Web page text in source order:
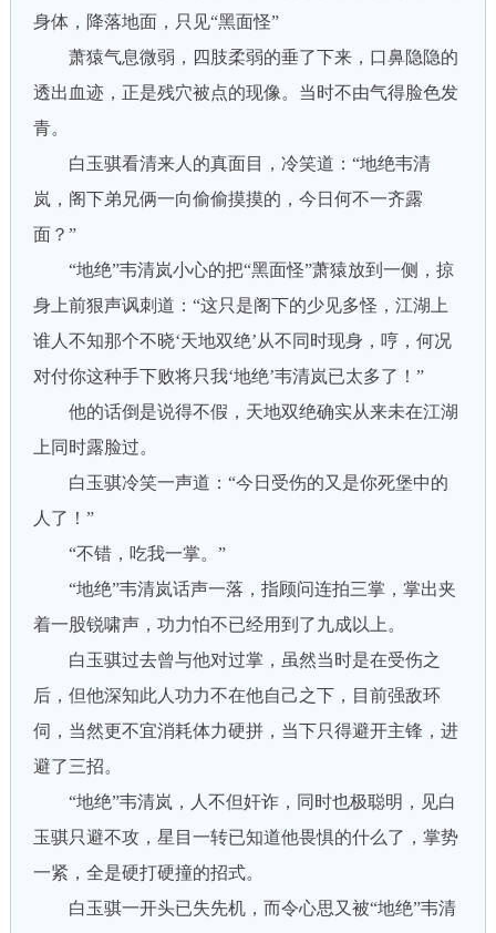
身体，降落地面，只见“黑面怪”
萧猿气息微弱，四肢柔弱的垂了下来，口鼻隐隐的
透出血迹，正是残穴被点的现像。当时不由气得脸色发
青。
白玉骐看清来人的真面目，冷笑道：“地绝韦清
岚，阁下弟兄俩一向偷偷摸摸的，今日何不一齐露
面？”
“地绝”韦清岚小心的把“黑面怪”萧猿放到一侧，掠
身上前狠声讽刺道：“这只是阁下的少见多怪，江湖上
谁人不知那个不晓‘天地双绝’从不同时现身，哼，何况
对付你这种手下败将只我‘地绝’韦清岚已太多了！”
他的话倒是说得不假，天地双绝确实从来未在江湖
上同时露脸过。
白玉骐冷笑一声道：“今日受伤的又是你死堡中的
人了！”
“不错，吃我一掌。”
“地绝”韦清岚话声一落，指顾问连拍三掌，掌出夹
着一股锐啸声，功力怕不已经用到了九成以上。
白玉骐过去曾与他对过掌，虽然当时是在受伤之
后，但他深知此人功力不在他自己之下，目前强敌环
伺，当然更不宜消耗体力硬拼，当下只得避开主锋，进
避了三招。
“地绝”韦清岚，人不但奸诈，同时也极聪明，见白
玉骐只避不攻，星目一转已知道他畏惧的什么了，掌势
一紧，全是硬打硬撞的招式。
白玉骐一开头已失先机，而令心思又被“地绝”韦清